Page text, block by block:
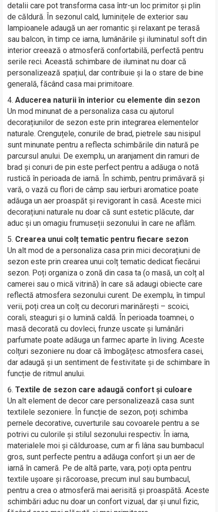
detalii care pot transforma casa într-un loc primitor și plin
de căldură. În sezonul cald, luminițele de exterior sau
lampioanele adaugă un aer romantic și relaxant pe terasă
sau balcon, în timp ce iarna, lumânările și iluminatul soft din
interior creează o atmosferă confortabilă, perfectă pentru
serile reci. Această schimbare de iluminat nu doar că
personalizează spațiul, dar contribuie și la o stare de bine
generală, făcând casa mai primitoare.
Aducerea naturii în interior cu elemente din sezon
Un mod minunat de a personaliza casa cu ajutorul
decorațiunilor de sezon este prin integrarea elementelor
naturale. Crenguțele, conurile de brad, pietrele sau nisipul
sunt minunate pentru a reflecta schimbările din natură pe
parcursul anului. De exemplu, un aranjament din ramuri de
brad și conuri de pin este perfect pentru a adăuga o notă
rustică în perioada de iarnă. În schimb, pentru primăvară și
vară, o vază cu flori de câmp sau ierburi aromatice poate
adăuga un aer proaspăt și revigorant în casă. Aceste mici
decorațiuni naturale nu doar că sunt estetic plăcute, dar
aduc și un omagiu frumuseții sezonului în care ne aflăm.
Crearea unui colț tematic pentru fiecare sezon
Un alt mod de a personaliza casa prin mici decorațiuni de
sezon este prin crearea unui colț tematic dedicat fiecărui
sezon. Poți organiza o zonă din casa ta (o masă, un colț al
camerei sau o mică vitrină) în care să adaugi obiecte care
reflectă atmosfera sezonului curent. De exemplu, în timpul
verii, poți crea un colț cu decoruri marinărești – scoici,
corali, steaguri și o lumină caldă. În perioada toamnei, o
masă decorată cu dovleci, frunze uscate și lumânări
parfumate poate adăuga un farmec aparte în living. Aceste
colțuri sezoniere nu doar că îmbogățesc atmosfera casei,
dar adaugă și un sentiment de festivitate și de schimbare în
funcție de ritmul anului.
Textile de sezon care adaugă confort și culoare
Un alt element de decor care personalizează casa sunt
textilele sezoniere. În funcție de sezon, poți schimba
pernele decorative, cuverturile sau covoarele pentru a se
potrivi cu culorile și stilul sezonului respectiv. În iarna,
materialele moi și călduroase, cum ar fi lâna sau bumbacul
gros, sunt perfecte pentru a adăuga confort și un aer de
iarnă în cameră. Pe de altă parte, vara, poți opta pentru
textile ușoare și răcoroase, precum inul sau bumbacul,
pentru a crea o atmosferă mai aerisită și proaspătă. Aceste
schimbări aduc nu doar un confort vizual, dar și unul fizic,